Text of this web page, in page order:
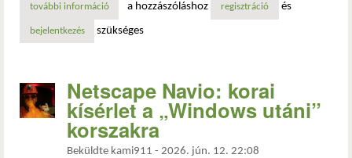
további információelhunyt martos balázs, a magyarországi internet egyik
a hozzászóláshoz regisztráció és
bejelentkezés szükséges
Netscape Navio: korai
kísérlet a „Windows utáni”
korszakra
Beküldte kami911 - 2026. jún. 12. 22:08